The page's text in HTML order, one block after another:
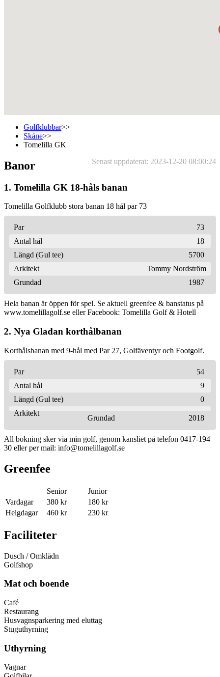
Golfklubbar>>
Skåne>>
Tomelilla GK
Senast uppdaterat: 2023-12-20 08:00:24
Banor
1. Tomelilla GK 18-håls banan
Tomelilla Golfklubb stora banan 18 hål par 73
Par
73
Antal hål
18
Längd (Gul tee)
5700
Arkitekt
Tommy Nordström
Grundad
1987
Hela banan är öppen för spel. Se aktuell greenfee & banstatus på
www.tomelillagolf.se eller Facebook: Tomelilla Golf & Hotell
2. Nya Gladan korthålbanan
Korthålsbanan med 9-hål med Par 27, Golfäventyr och Footgolf.
Par
54
Antal hål
9
Längd (Gul tee)
0
Arkitekt
Grundad 2018
All bokning sker via min golf, genom kansliet på telefon 0417-194
30 eller per mail: info@tomelillagolf.se
Greenfee
Senior
Junior
Vardagar
380 kr
180 kr
Helgdagar
460 kr 230 kr
Faciliteter
Dusch / Omklädn
Golfshop
Mat och boende
Café
Restaurang
Husvagnsparkering med eluttag
Stuguthyrning
Uthyrning
Vagnar